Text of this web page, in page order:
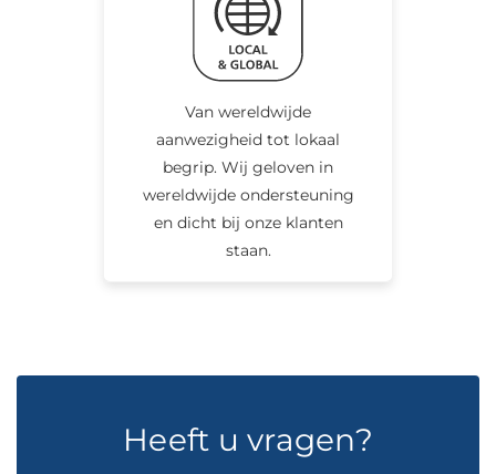
Van wereldwijde
aanwezigheid tot lokaal
begrip. Wij geloven in
wereldwijde ondersteuning
en dicht bij onze klanten
staan.
Heeft u vragen?